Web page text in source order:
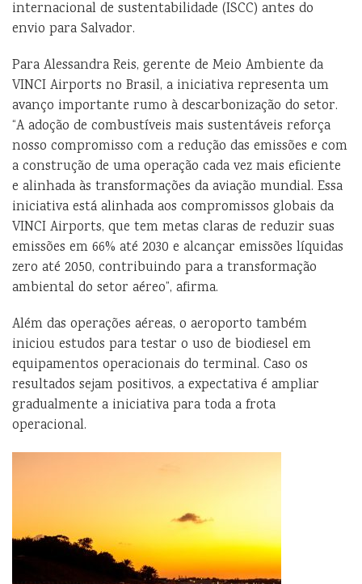
internacional de sustentabilidade (ISCC) antes do
envio para Salvador.
Para Alessandra Reis, gerente de Meio Ambiente da
VINCI Airports no Brasil, a iniciativa representa um
avanço importante rumo à descarbonização do setor.
“A adoção de combustíveis mais sustentáveis reforça
nosso compromisso com a redução das emissões e com
a construção de uma operação cada vez mais eficiente
e alinhada às transformações da aviação mundial. Essa
iniciativa está alinhada aos compromissos globais da
VINCI Airports, que tem metas claras de reduzir suas
emissões em 66% até 2030 e alcançar emissões líquidas
zero até 2050, contribuindo para a transformação
ambiental do setor aéreo”, afirma.
Além das operações aéreas, o aeroporto também
iniciou estudos para testar o uso de biodiesel em
equipamentos operacionais do terminal. Caso os
resultados sejam positivos, a expectativa é ampliar
gradualmente a iniciativa para toda a frota
operacional.